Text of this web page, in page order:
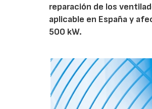
reparación de los
aplicable en España y
500 kW.